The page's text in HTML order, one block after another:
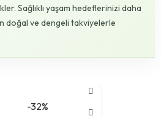
Sağlıklı yaşam hedeflerinizi daha
doğal ve dengeli takviyelerle
-32%